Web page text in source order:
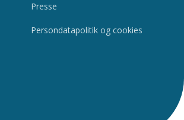
Presse
Persondatapolitik og cookies